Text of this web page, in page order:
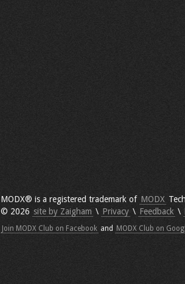
MODX® is a registered trademark of MODX
© 2026 site by Zaigham \ Privacy \ Feedback \
Join MODX Club on Facebook and MODX Club on